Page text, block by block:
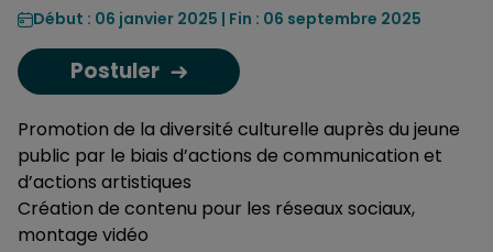
Début : 06 janvier 2025 | Fin : 06 septembre 2025
Postuler
Promotion de la diversité culturelle auprès du jeune
public par le biais d’actions de communication et
d’actions artistiques
Création de contenu pour les réseaux sociaux,
montage vidéo